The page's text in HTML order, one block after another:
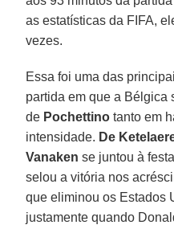
as estatísticas da FIFA,
vezes.
Essa foi uma das
partida em que a Bélgica
de Pochettino tanto em
intensidade. De
Vanaken se juntou à
selou a vitória nos
que eliminou os Estados
justamente quando